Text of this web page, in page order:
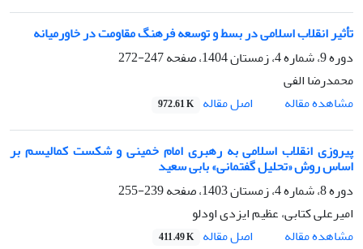
تأثیر انقلاب ‌اسلامی در بسط و توسعه فرهنگ مقاومت در خاورمیانه
دوره 9، شماره 4، زمستان 1404، صفحه
247-272
محمدرضا الفی
مشاهده مقاله
اصل مقاله 972.61 K
پیروزی انقلاب اسلامی به رهبری امام خمینی و شکست کمالیسم بر
اساس روش «تحلیل گفتمانی» بابی سعید
دوره 8، شماره 4، زمستان 1403، صفحه
239-255
امیرعلی کتابی، عظیم ایزدی اودلو
مشاهده مقاله
اصل مقاله 411.49 K